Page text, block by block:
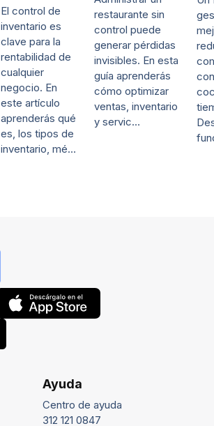
El control de
inventario es
clave para la
rentabilidad de
cualquier
negocio. En
este artículo
aprenderás qué
es, los tipos de
inventario, mé…
restaurante sin
control puede
generar pérdidas
invisibles. En esta
guía aprenderás
cómo optimizar
ventas, inventario
y servic…
Ayuda
Centro de ayuda
312 121 0847